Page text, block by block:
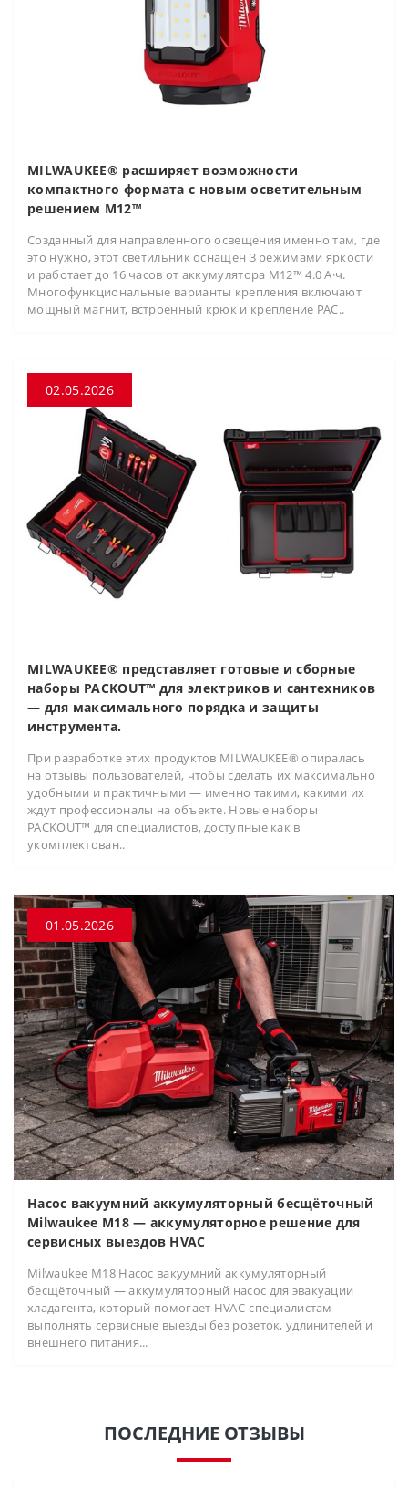
MILWAUKEE® расширяет возможности
компактного формата с новым осветительным
решением M12™
Созданный для направленного освещения именно там, где
это нужно, этот светильник оснащён 3 режимами яркости
и работает до 16 часов от аккумулятора M12™ 4.0 А·ч.
Многофункциональные варианты крепления включают
мощный магнит, встроенный крюк и крепление PAC..
02.05.2026
MILWAUKEE® представляет готовые и сборные
наборы PACKOUT™ для электриков и сантехников
— для максимального порядка и защиты
инструмента.
При разработке этих продуктов MILWAUKEE® опиралась
на отзывы пользователей, чтобы сделать их максимально
удобными и практичными — именно такими, какими их
ждут профессионалы на объекте. Новые наборы
PACKOUT™ для специалистов, доступные как в
укомплектован..
01.05.2026
Насос вакуумний аккумуляторный бесщёточный
Milwaukee M18 — аккумуляторное решение для
сервисных выездов HVAC
Milwaukee M18 Насос вакуумний аккумуляторный
бесщёточный — аккумуляторный насос для эвакуации
хладагента, который помогает HVAC-специалистам
выполнять сервисные выезды без розеток, удлинителей и
внешнего питания...
ПОСЛЕДНИЕ ОТЗЫВЫ